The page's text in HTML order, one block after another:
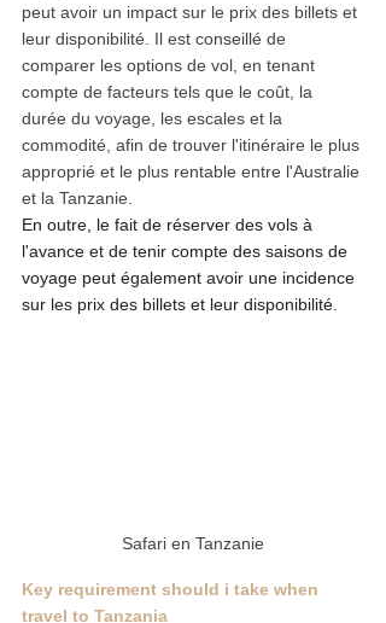
peut avoir un impact sur le prix des billets et
leur disponibilité. Il est conseillé de
comparer les options de vol, en tenant
compte de facteurs tels que le coût, la
durée du voyage, les escales et la
commodité, afin de trouver l'itinéraire le plus
approprié et le plus rentable entre l'Australie
et la Tanzanie.
En outre, le fait de réserver des vols à
l'avance et de tenir compte des saisons de
voyage peut également avoir une incidence
sur les prix des billets et leur disponibilité.
Safari en Tanzanie
Key requirement should i take when
travel to Tanzania